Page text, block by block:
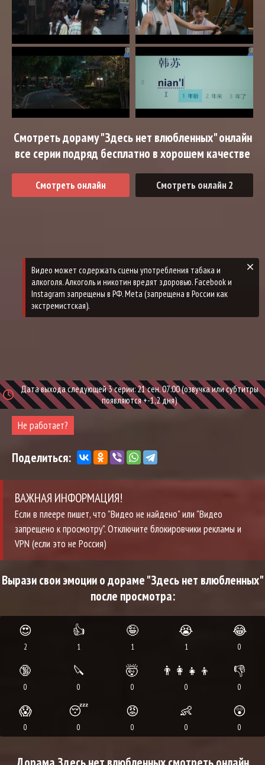
Смотреть дораму "Здесь нет влюбленных" онлайн
все серии подряд бесплатно в хорошем качестве
Смотреть онлайн Смотреть онлайн 2
Дата выхода следующей 3 серии: 21 сен. 07:00 (озвучка или субтитры
появляются +-1,2 дня)
Не работает?
Поделиться:
ВАЖНАЯ ИНФОРМАЦИЯ!
Если в плеере пишет, что "Видео не найдено" или "Видео
запрещено к просмотру". Отключите блокировчики рекламы и
VPN (если это не Россия)
Вырази свои эмоции о дораме "Здесь нет влюбленных"
после просмотра:
😍
2
👍
1
🤪
1
😭
1
😂
0
🔞
0
🔪
0
🤯
0
👨‍👩‍👧‍👦
0
👎
0
😱
0
😴
0
😡
0
👶
0
😲
0